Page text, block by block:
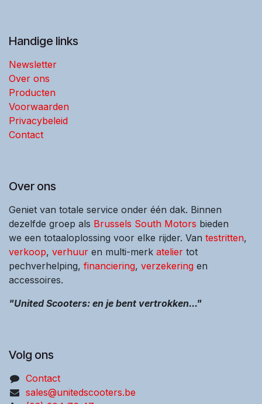
Handige links
Newsletter
Over ons
Producten
Voorwaarden
Privacybeleid
Contact
Over ons
Geniet van totale service onder één dak. Binnen
dezelfde groep als Brussels South Motors bieden
we een totaaloplossing voor elke rijder. Van testritten,
verkoop, verhuur en multi-merk atelier tot
pechverhelping, financiering, verzekering en
accessoires.
"United Scooters: en je bent vertrokken..."
Volg ons
Contact
sales@unitedscooters.be